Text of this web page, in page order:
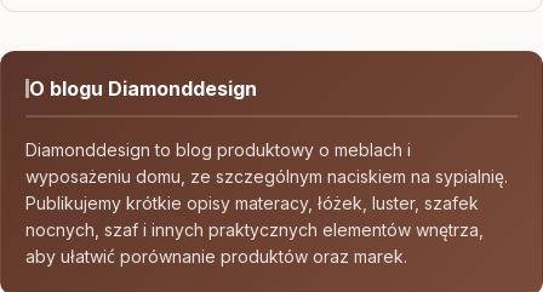
O blogu Diamonddesign
Diamonddesign to blog produktowy o meblach i
wyposażeniu domu, ze szczególnym naciskiem na sypialnię.
Publikujemy krótkie opisy materacy, łóżek, luster, szafek
nocnych, szaf i innych praktycznych elementów wnętrza,
aby ułatwić porównanie produktów oraz marek.